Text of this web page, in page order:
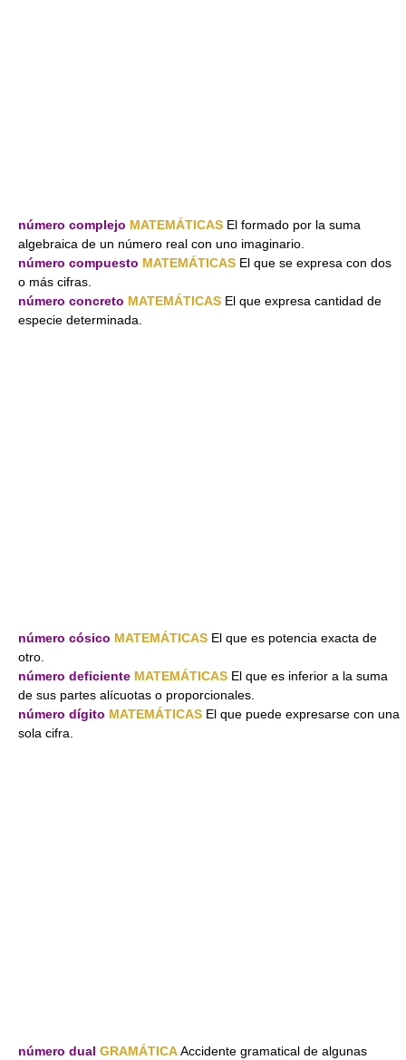
número complejo MATEMÁTICAS El formado por la suma
algebraica de un número real con uno imaginario.
número compuesto MATEMÁTICAS El que se expresa con dos
o más cifras.
número concreto MATEMÁTICAS El que expresa cantidad de
especie determinada.
número cósico MATEMÁTICAS El que es potencia exacta de
otro.
número deficiente MATEMÁTICAS El que es inferior a la suma
de sus partes alícuotas o proporcionales.
número dígito MATEMÁTICAS El que puede expresarse con una
sola cifra.
número dual GRAMÁTICAAccidente gramatical de algunas